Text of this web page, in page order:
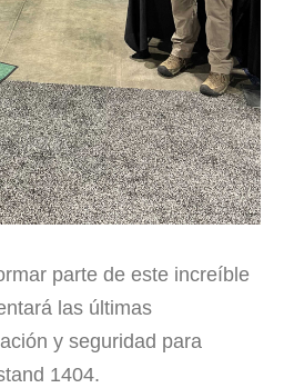
parte de este increíble
las últimas
y seguridad para
1404.